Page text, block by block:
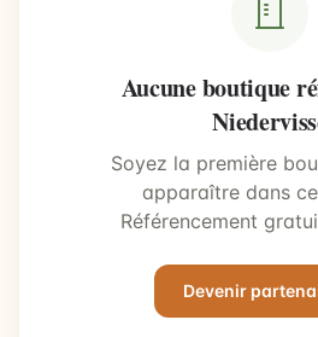
Aucune boutique
Soyez la première
apparaître dans
Référencement
Devenir